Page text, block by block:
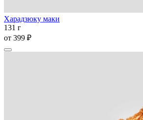
Харадзюку маки
131 г
от 399 ₽